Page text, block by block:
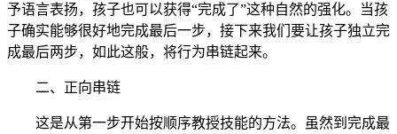
予语言表扬，孩子也可以获得“完成了”这种自然的强化。当孩
子确实能够很好地完成最后一步，接下来我们要让孩子独立完
成最后两步，如此这般，将行为串链起来。
二、正向串链
这是从第一步开始按顺序教授技能的方法。虽然到完成最